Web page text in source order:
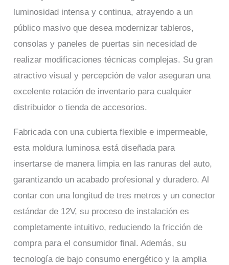
luminosidad intensa y continua, atrayendo a un
público masivo que desea modernizar tableros,
consolas y paneles de puertas sin necesidad de
realizar modificaciones técnicas complejas. Su gran
atractivo visual y percepción de valor aseguran una
excelente rotación de inventario para cualquier
distribuidor o tienda de accesorios.
Fabricada con una cubierta flexible e impermeable,
esta moldura luminosa está diseñada para
insertarse de manera limpia en las ranuras del auto,
garantizando un acabado profesional y duradero. Al
contar con una longitud de tres metros y un conector
estándar de 12V, su proceso de instalación es
completamente intuitivo, reduciendo la fricción de
compra para el consumidor final. Además, su
tecnología de bajo consumo energético y la amplia